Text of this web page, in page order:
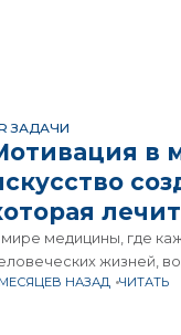
ЗАДАЧИ
в
лечит
мире медицины, где
жизней,
за рамки
НАЗАД ЧИТАТЬ